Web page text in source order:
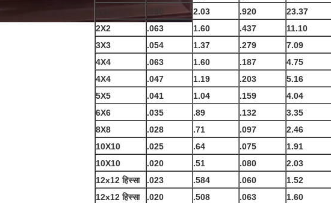
.080 2.03 .920
23.37
2X2
.063 1.60 .437
11.10
3X3
.054 1.37 .279
7.09
4X4
.063 1.60 .187
4.75
4X4
.047 1.19 .203
5.16
5X5
.041 1.04 .159
4.04
6X6
.035 .89 .132
3.35
8X8
.028 .71 .097
2.46
10X10
.025 .64 .075
1.91
10X10
.020 .51 .080
2.03
12x12 हिस्सा
.023 .584 .060
1.52
12x12 हिस्सा
.020 .508 .063
1.60